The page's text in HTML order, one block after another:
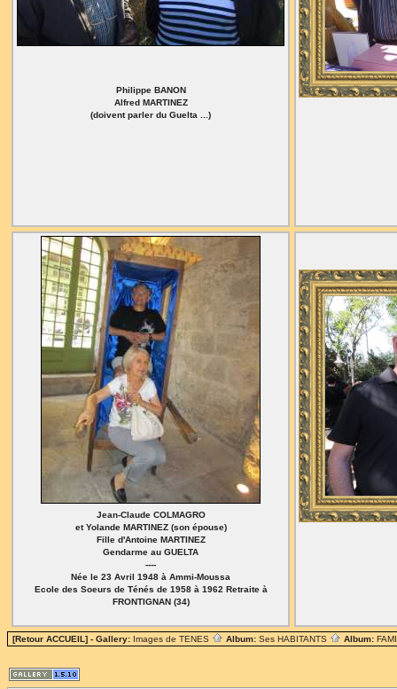
Philippe BANON
Alfred MARTINEZ
(doivent parler du Guelta ...)
Jean-Claude COLMAGRO
et Yolande MARTINEZ (son épouse)
Fille d'Antoine MARTINEZ
Gendarme au GUELTA
----
Née le 23 Avril 1948 à Ammi-Moussa
Ecole des Soeurs de Ténés de 1958 à 1962 Retraite à
FRONTIGNAN (34)
[Retour ACCUEIL] - Gallery: Images de TENES Album: Ses HABITANTS Album: